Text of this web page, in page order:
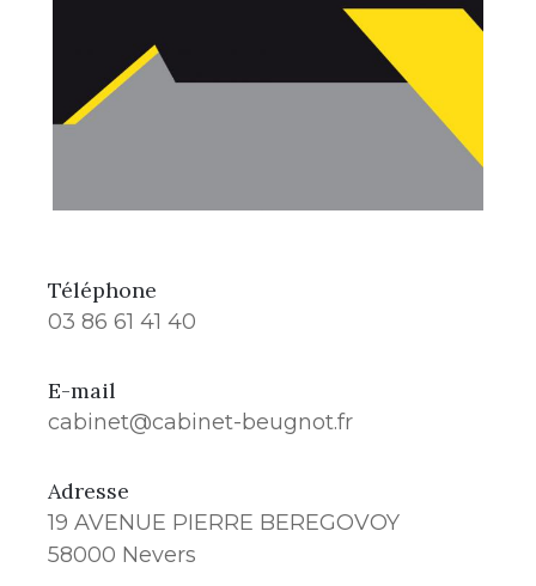
Téléphone
03 86 61 41 40
E-mail
cabinet@cabinet-beugnot.fr
Adresse
19 AVENUE PIERRE BEREGOVOY
58000 Nevers